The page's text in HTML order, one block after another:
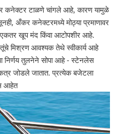
कनेक्टर टाळणे चांगले आहे, कारण यामुळे
अँकर कनेक्टरमध्ये मोठ्या प्रमाणावर
खूप मंद किंवा आटोपशीर आहे.
मिश्रण आवश्यक तेथे स्वीकार्य आहे
तुलनेने सोपा आहे - स्टेनलेस
जोडले जातात. प्रत्येक बजेटला
आहेत